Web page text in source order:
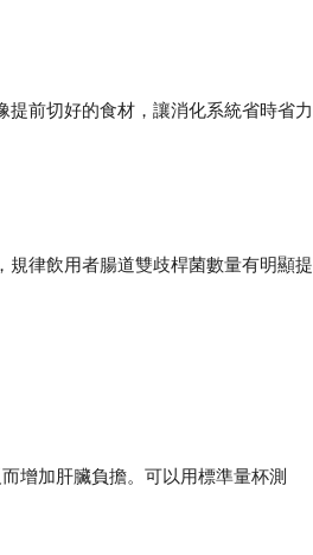
前切好的食材，讓消化系統省時省力
律飲用者腸道雙歧桿菌數量有明顯提
增加肝臟負擔。可以用標準量杯測